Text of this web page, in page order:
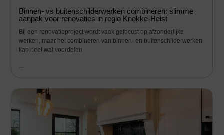
Binnen- vs buitenschilderwerken combineren: slimme
aanpak voor renovaties in regio Knokke-Heist
Bij een renovatieproject wordt vaak gefocust op afzonderlijke
werken, maar het combineren van binnen- en buitenschilderwerken
kan heel wat voordelen
...